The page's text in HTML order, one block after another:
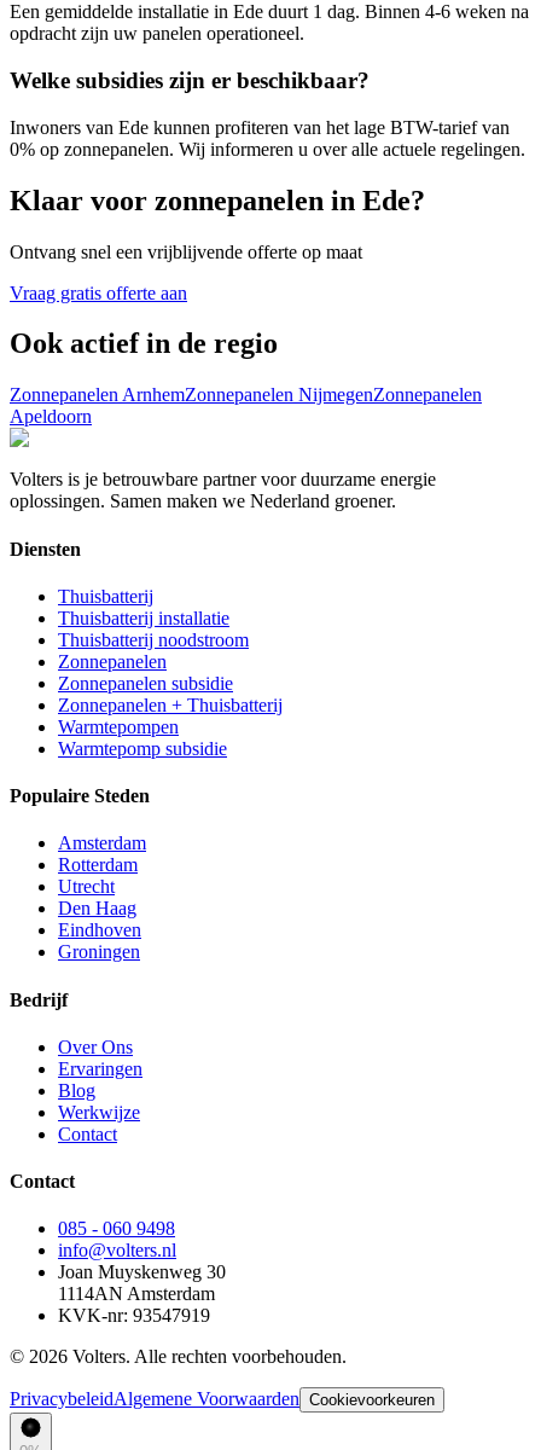
Een gemiddelde installatie in Ede duurt 1 dag. Binnen 4-6 weken na
opdracht zijn uw panelen operationeel.
Welke subsidies zijn er beschikbaar?
Inwoners van Ede kunnen profiteren van het lage BTW-tarief van
0% op zonnepanelen. Wij informeren u over alle actuele regelingen.
Klaar voor zonnepanelen in Ede?
Ontvang snel een vrijblijvende offerte op maat
Vraag gratis offerte aan
Ook actief in de regio
Zonnepanelen ArnhemZonnepanelen NijmegenZonnepanelen
Apeldoorn
Volters is je betrouwbare partner voor duurzame energie
oplossingen. Samen maken we Nederland groener.
Diensten
Thuisbatterij
Thuisbatterij installatie
Thuisbatterij noodstroom
Zonnepanelen
Zonnepanelen subsidie
Zonnepanelen + Thuisbatterij
Warmtepompen
Warmtepomp subsidie
Populaire Steden
Amsterdam
Rotterdam
Utrecht
Den Haag
Eindhoven
Groningen
Bedrijf
Over Ons
Ervaringen
Blog
Werkwijze
Contact
Contact
085 - 060 9498
info@volters.nl
Joan Muyskenweg 30
1114AN Amsterdam
KVK-nr: 93547919
© 2026 Volters. Alle rechten voorbehouden.
PrivacybeleidAlgemene Voorwaarden Cookievoorkeuren